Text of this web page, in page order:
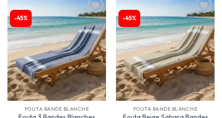
-45%
Ajouter
à la
liste
d’envies
FOUTA BANDE BLANCHE
-45%
Ajouter
à la
liste
d’envies
FOUTA BANDE BLANCHE